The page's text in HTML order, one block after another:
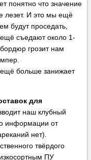
понятно что значение
лезет. И это мы ещё
будут проседать,
съедают около 1-
грозит нам
ещё больше занижает
для
наш клубный
информации от
нет).
твёрдого
ПУ